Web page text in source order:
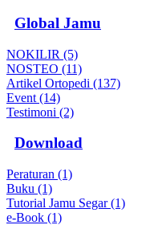
Global Jamu
NOKILIR (5)
NOSTEO (11)
Artikel Ortopedi (137)
Event (14)
Testimoni (2)
Download
Peraturan (1)
Buku (1)
Tutorial Jamu Segar (1)
e-Book (1)